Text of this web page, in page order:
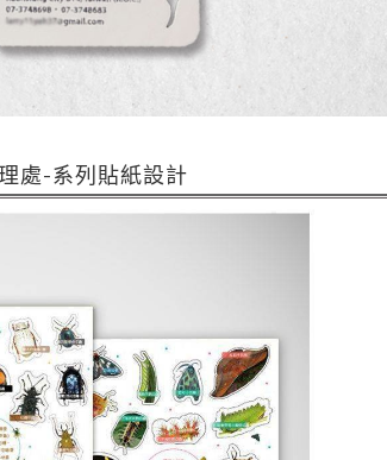
處-系列貼紙設計